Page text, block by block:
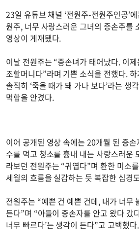
23일 유튜브 채널 ‘전원주-전원주인공’
원주, 너무 사랑스러운 그녀의 증손주를
영상이 게재됐다.
이날 전원주는 “증손녀가 태어났다. 이
조할머니다”라며 기쁜 소식을 전했다.
솔직히 ‘죽을 때가 돼 가나 보다’라는 생
먹함을 안겼다.
이어 공개된 영상 속에는 20개월 된 증
수를 먹고 청소를 흉내 내는 사랑스러운
라보던 전원주는 “귀엽다”며 환한 미소
세월의 흐름을 실감하는 듯 복잡한 심경
전원주는 “예쁜 건 예쁜 건데, 내가 너무
든다”며 “아들이 증손자를 안고 왔다 갔
너무 빠르다’는 생각이 든다”고 고백했다.